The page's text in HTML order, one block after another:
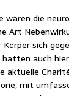
wären die
Art
sich
hatten auch
aktuelle
mit